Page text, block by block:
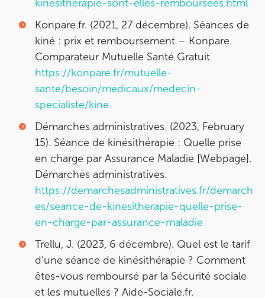
kinesitherapie-sont-elles-remboursees.html
Konpare.fr. (2021, 27 décembre). Séances de
kiné : prix et remboursement – Konpare.
Comparateur Mutuelle Santé Gratuit
https://konpare.fr/mutuelle-
sante/besoin/medicaux/medecin-
specialiste/kine
Démarches administratives. (2023, February
15). Séance de kinésithérapie : Quelle prise
en charge par Assurance Maladie [Webpage].
Démarches administratives.
https://demarchesadministratives.fr/demarch
es/seance-de-kinesitherapie-quelle-prise-
en-charge-par-assurance-maladie
Trellu, J. (2023, 6 décembre). Quel est le tarif
d’une séance de kinésithérapie ? Comment
êtes-vous remboursé par la Sécurité sociale
et les mutuelles ? Aide-Sociale.fr.